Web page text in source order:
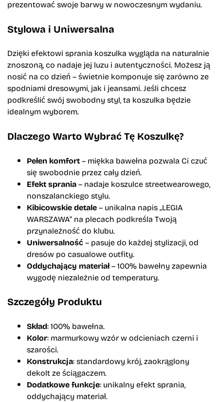
prezentować swoje barwy w nowoczesnym wydaniu.
Stylowa i Uniwersalna
Dzięki efektowi sprania koszulka wygląda na naturalnie
znoszoną, co nadaje jej luzu i autentyczności. Możesz ją
nosić na co dzień – świetnie komponuje się zarówno ze
spodniami dresowymi, jak i jeansami. Jeśli chcesz
podkreślić swój swobodny styl, ta koszulka będzie
idealnym wyborem.
Dlaczego Warto Wybrać Tę Koszulkę?
Pełen komfort– miękka bawełna pozwala Ci czuć
się swobodnie przez cały dzień.
Efekt sprania– nadaje koszulce streetwearowego,
nonszalanckiego stylu.
Kibicowskie detale– unikalna napis „LEGIA
WARSZAWA” na plecach podkreśla Twoją
przynależność do klubu.
Uniwersalność– pasuje do każdej stylizacji, od
dresów po casualowe outfity.
Oddychający materiał– 100% bawełny zapewnia
wygodę niezależnie od temperatury.
Szczegóły Produktu
Skład: 100% bawełna.
Kolor: marmurkowy wzór w odcieniach czerni i
szarości.
Konstrukcja: standardowy krój, zaokrąglony
dekolt ze ściągaczem.
Dodatkowe funkcje: unikalny efekt sprania,
oddychający materiał.